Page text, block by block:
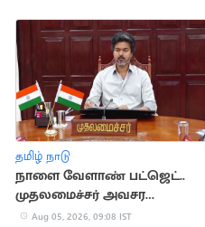
தமிழ் நாடு
நாளை வேளாண் பட்ஜெட்..
முதலமைச்சர் அவசர
ஆலோசனை
Aug 05, 2026, 09:08 IST